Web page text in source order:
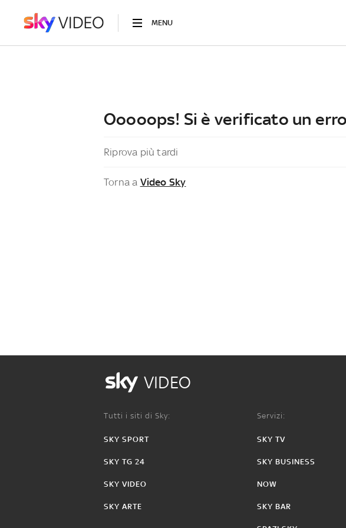
MENU
Ooooops! Si è verificato un
Riprova più tardi
Torna a Video Sky
VIDEO
Tutti i siti di Sky:
SKY SPORT
SKY TG 24
SKY VIDEO
SKY ARTE
Servizi:
SKY TV
SKY BUSINESS
NOW
SKY BAR